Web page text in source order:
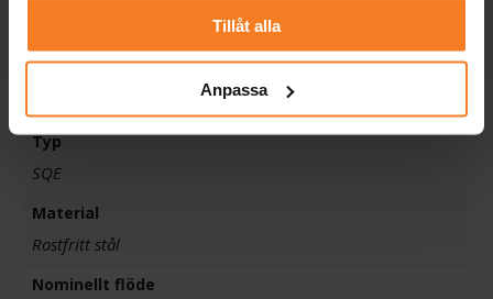
Tillåt alla
Anpassa
Grundfos artikelnummer
Typ
SQE
Material
Rostfritt stål
Nominellt flöde